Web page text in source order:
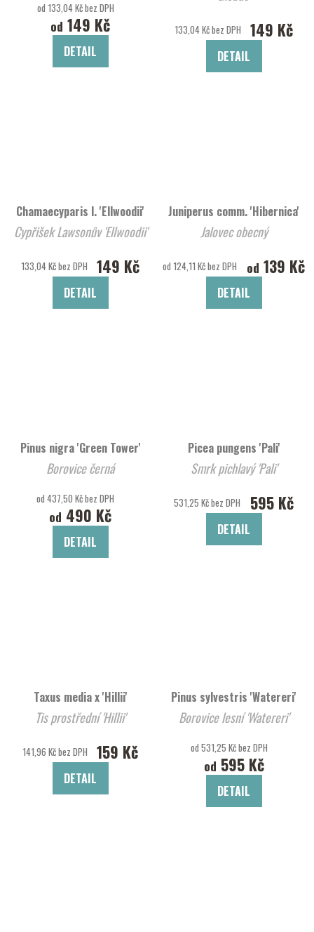
od 133,04 Kč bez DPH
od 149 Kč
DETAIL
133,04 Kč bez DPH 149 Kč
DETAIL
Chamaecyparis l. 'Ellwoodii'
Cypřišek Lawsonův 'Ellwoodii'
133,04 Kč bez DPH 149 Kč
DETAIL
Juniperus comm. 'Hibernica'
Jalovec obecný
od 124,11 Kč bez DPH od 139 Kč
DETAIL
Pinus nigra 'Green Tower'
Borovice černá
od 437,50 Kč bez DPH
od 490 Kč
DETAIL
Picea pungens 'Pali'
Smrk pichlavý 'Pali'
531,25 Kč bez DPH 595 Kč
DETAIL
Taxus media x 'Hillii'
Tis prostřední 'Hillii'
141,96 Kč bez DPH 159 Kč
DETAIL
Pinus sylvestris 'Watereri'
Borovice lesní 'Watereri'
od 531,25 Kč bez DPH
od 595 Kč
DETAIL